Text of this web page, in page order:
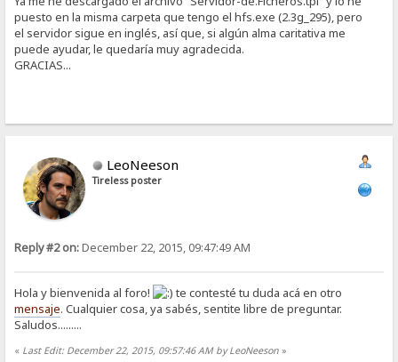
puesto en la misma carpeta que tengo el hfs.exe (2.3g_295), pero
el servidor sigue en inglés, así que, si algún alma caritativa me
puede ayudar, le quedaría muy agradecida.
GRACIAS...
LeoNeeson
Tireless poster
Reply #2 on:December 22, 2015, 09:47:49 AM
Hola y bienvenida al foro!
te contesté tu duda acá en otro
mensaje. Cualquier cosa, ya sabés, sentite libre de preguntar.
Saludos.........
« Last Edit: December 22, 2015, 09:57:46 AM by LeoNeeson »